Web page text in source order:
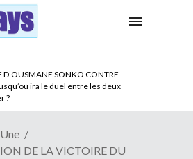
D’OUSMANE SONKO CONTRE
: Jusqu’où ira le duel entre les deux
?
MEURTRIERE DES ADF EN RDC :
spirale de la violence au Congo
DE LA VICTOIRE DU